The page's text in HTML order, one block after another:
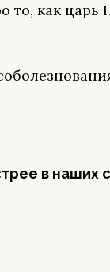
то, как царь
в наших